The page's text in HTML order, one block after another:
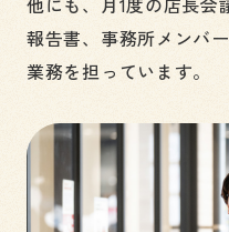
報告書、事務所メンバ
業務を担っています。